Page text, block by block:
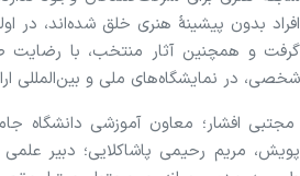
افراد بدون پیشینهٔ هنری خلق شده‌اند، در
گرفت و همچنین آثار منتخب، با رضایت
شخصی، در نمایشگاه‌های ملی و بین‌المللی
مجتبی افشار؛ معاون آموزشی دانشگاه
پویش، مریم رحیمی پاشاکلایی؛ دبیر